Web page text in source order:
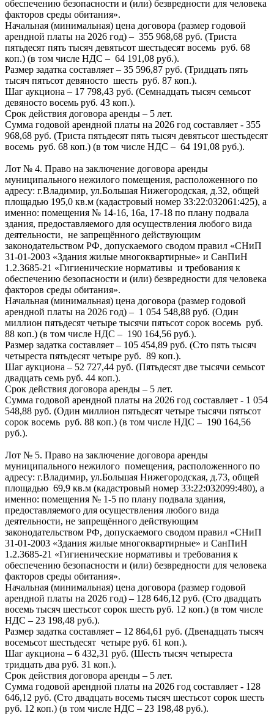
обеспечению безопасности и (или) безвредности для человека
факторов среды обитания».
Начальная (минимальная) цена договора (размер годовой
арендной платы на 2026 год) – 355 968,68 руб. (Триста
пятьдесят пять тысяч девятьсот шестьдесят восемь руб. 68
коп.) (в том числе НДС – 64 191,08 руб.).
Размер задатка составляет – 35 596,87 руб. (Тридцать пять
тысяч пятьсот девяносто шесть руб. 87 коп.).
Шаг аукциона – 17 798,43 руб. (Семнадцать тысяч семьсот
девяносто восемь руб. 43 коп.).
Срок действия договора аренды – 5 лет.
Сумма годовой арендной платы на 2026 год составляет - 355
968,68 руб. (Триста пятьдесят пять тысяч девятьсот шестьдесят
восемь руб. 68 коп.) (в том числе НДС – 64 191,08 руб.).
Лот № 4. Право на заключение договора аренды
муниципального нежилого помещения, расположенного по
адресу: г.Владимир, ул.Большая Нижегородская, д.32, общей
площадью 195,0 кв.м (кадастровый номер 33:22:032061:425), а
именно: помещения № 14-16, 16а, 17-18 по плану подвала
здания, предоставляемого для осуществления любого вида
деятельности, не запрещённого действующим
законодательством РФ, допускаемого сводом правил «СНиП
31-01-2003 «Здания жилые многоквартирные» и СанПиН
1.2.3685-21 «Гигиенические нормативы и требования к
обеспечению безопасности и (или) безвредности для человека
факторов среды обитания».
Начальная (минимальная) цена договора (размер годовой
арендной платы на 2026 год) – 1 054 548,88 руб. (Один
миллион пятьдесят четыре тысячи пятьсот сорок восемь руб.
88 коп.) (в том числе НДС – 190 164,56 руб.).
Размер задатка составляет – 105 454,89 руб. (Сто пять тысяч
четыреста пятьдесят четыре руб. 89 коп.).
Шаг аукциона – 52 727,44 руб. (Пятьдесят две тысячи семьсот
двадцать семь руб. 44 коп.).
Срок действия договора аренды – 5 лет.
Сумма годовой арендной платы на 2026 год составляет - 1 054
548,88 руб. (Один миллион пятьдесят четыре тысячи пятьсот
сорок восемь руб. 88 коп.) (в том числе НДС – 190 164,56
руб.).
Лот № 5. Право на заключение договора аренды
муниципального нежилого помещения, расположенного по
адресу: г.Владимир, ул.Большая Нижегородская, д.73, общей
площадью 69,9 кв.м (кадастровый номер 33:22:032099:480), а
именно: помещения № 1-5 по плану подвала здания,
предоставляемого для осуществления любого вида
деятельности, не запрещённого действующим
законодательством РФ, допускаемого сводом правил «СНиП
31-01-2003 «Здания жилые многоквартирные» и СанПиН
1.2.3685-21 «Гигиенические нормативы и требования к
обеспечению безопасности и (или) безвредности для человека
факторов среды обитания».
Начальная (минимальная) цена договора (размер годовой
арендной платы на 2026 год) – 128 646,12 руб. (Сто двадцать
восемь тысяч шестьсот сорок шесть руб. 12 коп.) (в том числе
НДС – 23 198,48 руб.).
Размер задатка составляет – 12 864,61 руб. (Двенадцать тысяч
восемьсот шестьдесят четыре руб. 61 коп.).
Шаг аукциона – 6 432,31 руб. (Шесть тысяч четыреста
тридцать два руб. 31 коп.).
Срок действия договора аренды – 5 лет.
Сумма годовой арендной платы на 2026 год составляет - 128
646,12 руб. (Сто двадцать восемь тысяч шестьсот сорок шесть
руб. 12 коп.) (в том числе НДС – 23 198,48 руб.).